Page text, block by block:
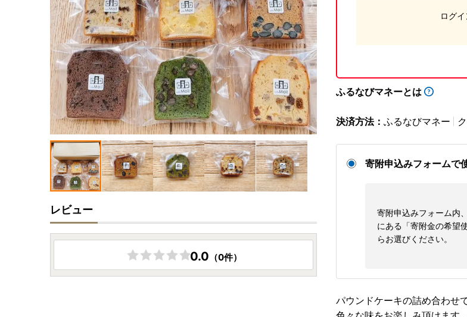
ログ
ふるなびマネーとは
決済方法： ふるなびマネー
寄附申込みフォームで
寄附申込みフォーム内
にある「寄附金の希望
らお選びください。
パウンドケーキの詰め合わせ
レビュー
0.0 （0件）